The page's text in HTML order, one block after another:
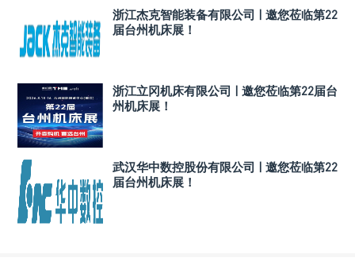
浙江杰克智能装备有限公司 | 邀您莅临第22
届台州机床展！
浙江立冈机床有限公司 | 邀您莅临第22届台
州机床展！
武汉华中数控股份有限公司 | 邀您莅临第22
届台州机床展！